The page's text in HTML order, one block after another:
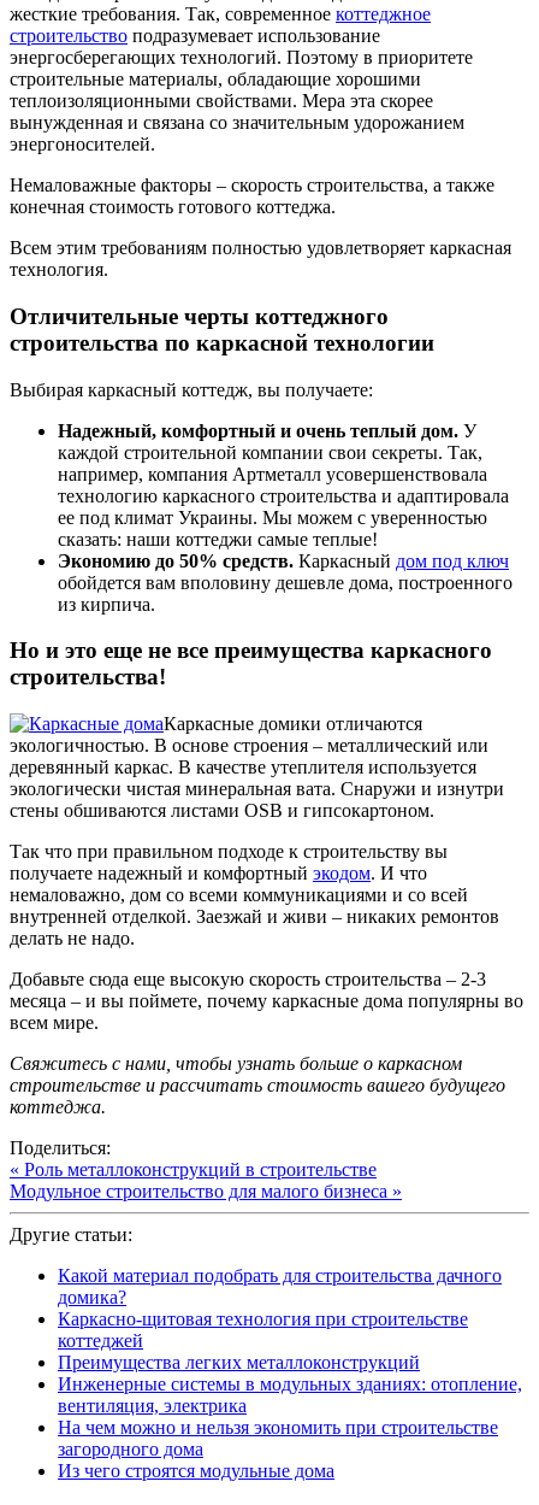
жесткие требования. Так, современное коттеджное
строительство подразумевает использование
энергосберегающих технологий. Поэтому в приоритете
строительные материалы, обладающие хорошими
теплоизоляционными свойствами. Мера эта скорее
вынужденная и связана со значительным удорожанием
энергоносителей.
Немаловажные факторы – скорость строительства, а также
конечная стоимость готового коттеджа.
Всем этим требованиям полностью удовлетворяет каркасная
технология.
Отличительные черты коттеджного
строительства по каркасной технологии
Выбирая каркасный коттедж, вы получаете:
Надежный, комфортный и очень теплый дом. У
каждой строительной компании свои секреты. Так,
например, компания Артметалл усовершенствовала
технологию каркасного строительства и адаптировала
ее под климат Украины. Мы можем с уверенностью
сказать: наши коттеджи самые теплые!
Экономию до 50% средств. Каркасный дом под ключ
обойдется вам вполовину дешевле дома, построенного
из кирпича.
Но и это еще не все преимущества каркасного
строительства!
Каркасные домики отличаются
экологичностью. В основе строения – металлический или
деревянный каркас. В качестве утеплителя используется
экологически чистая минеральная вата. Снаружи и изнутри
стены обшиваются листами OSB и гипсокартоном.
Так что при правильном подходе к строительству вы
получаете надежный и комфортный экодом. И что
немаловажно, дом со всеми коммуникациями и со всей
внутренней отделкой. Заезжай и живи – никаких ремонтов
делать не надо.
Добавьте сюда еще высокую скорость строительства – 2-3
месяца – и вы поймете, почему каркасные дома популярны во
всем мире.
Свяжитесь с нами, чтобы узнать больше о каркасном
строительстве и рассчитать стоимость вашего будущего
коттеджа.
Поделиться:
« Роль металлоконструкций в строительстве
Модульное строительство для малого бизнеса »
Другие статьи:
Какой материал подобрать для строительства дачного
домика?
Каркасно-щитовая технология при строительстве
коттеджей
Преимущества легких металлоконструкций
Инженерные системы в модульных зданиях: отопление,
вентиляция, электрика
На чем можно и нельзя экономить при строительстве
загородного дома
Из чего строятся модульные дома